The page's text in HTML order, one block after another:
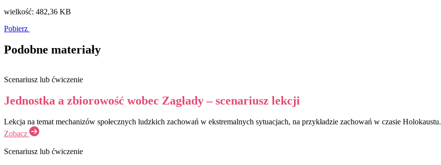
wielkość: 482,36 KB
Pobierz
Podobne materiały
Scenariusz lub ćwiczenie
Jednostka a zbiorowość wobec Zagłady – scenariusz lekcji
Lekcja na temat mechanizów społecznych ludzkich zachowań w ekstremalnych sytuacjach, na przykładzie zachowań w czasie Holokaustu.
Zobacz
Scenariusz lub ćwiczenie